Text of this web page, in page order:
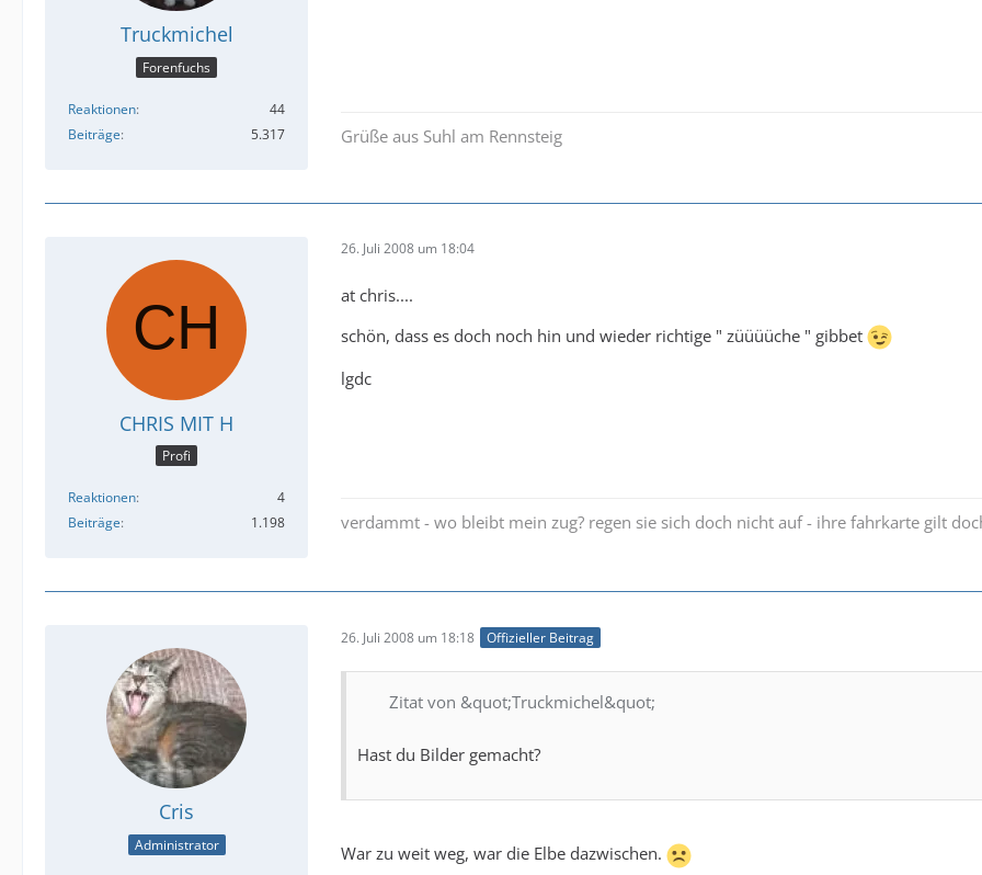
Truckmichel
Forenfuchs
Reaktionen
44
Beiträge
5.317 Grüße aus Suhl am Rennsteig
CHRIS MIT H
Profi
Reaktionen
4
Beiträge
1.198
26. Juli 2008 um 18:04
at chris....
schön, dass es doch noch hin und wieder richtige " züüüüche " gibbet
lgdc
verdammt - wo bleibt mein zug? regen sie sich doch nicht auf - ihre fahrkarte gilt
Cris
Administrator
26. Juli 2008 um 18:18 Offizieller Beitrag
Zitat von &quot;Truckmichel&quot;
Hast du Bilder gemacht?
War zu weit weg, war die Elbe dazwischen.